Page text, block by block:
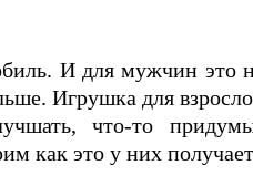
И для мужчин это
Игрушка для
что-то
как это у них